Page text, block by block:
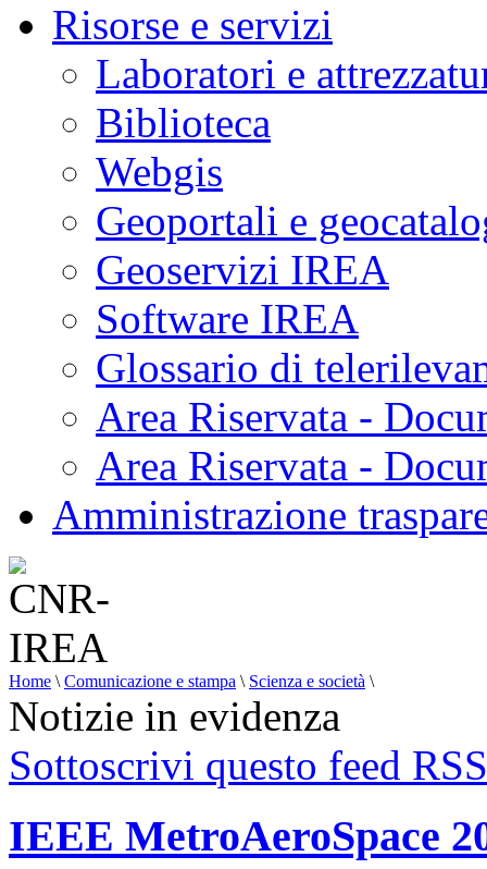
Risorse e servizi
Laboratori e
Biblioteca
Webgis
Geoportali e
Geoservizi IREA
Software IREA
Glossario di
Area Riservata -
Area Riservata -
Amministrazione
Home \ Comunicazione e stampa \ Scienza e società \
Notizie in evidenza
Sottoscrivi questo feed RSS
IEEE MetroAeroSpace